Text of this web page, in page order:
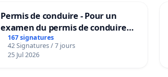
Permis de conduire - Pour un
examen du permis de conduire
accessible dans plusieurs langues
à Bruxelles
167 signatures
42 Signatures / 7 jours
25 Jul 2026